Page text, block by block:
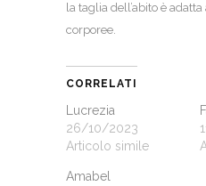
la taglia dell’abito è
corporee.
CORRELATI
Lucrezia
26/10/2023
Articolo simile
Amabel